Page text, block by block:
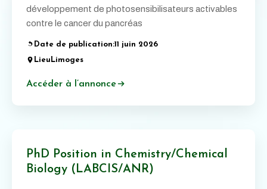
développement de photosensibilisateurs activables
contre le cancer du pancréas
Date de publication:11 juin 2026
Lieu Limoges
Accéder à l’annonce
PhD Position in Chemistry/Chemical
Biology (LABCIS/ANR)